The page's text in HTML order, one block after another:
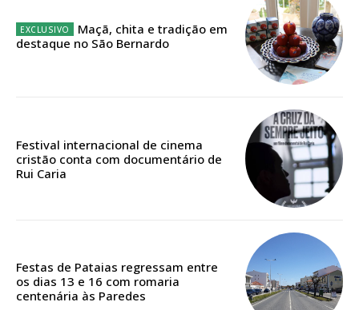
Edição em papel entregue à Quinta-feira em sua
Acesso aos conteúdos Exclusivos para
Ofertas para assinatura anual
ASSINATURA
Maçã, chita e tradição em
destaque no São Bernardo
Festival internacional de cinema
cristão conta com documentário de
Rui Caria
Festas de Pataias regressam entre
os dias 13 e 16 com romaria
centenária às Paredes